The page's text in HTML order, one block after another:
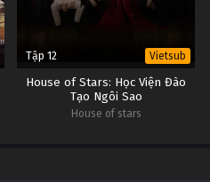
Tập 12 Vietsub
House of Stars: Học Viện Đào
Tạo Ngôi Sao
House of stars